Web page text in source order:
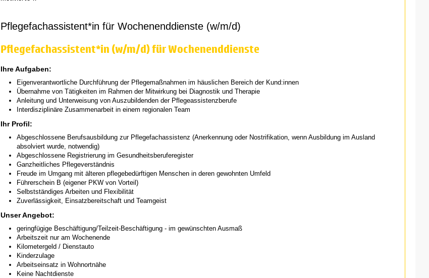
Pflegefachassistent*in für Wochenenddienste (w/m/d)
Pflegefachassistent*in (w/m/d) für Wochenenddienste
Ihre Aufgaben:
Eigenverantwortliche Durchführung der Pflegemaßnahmen im häuslichen Bereich der Kund:innen
Übernahme von Tätigkeiten im Rahmen der Mitwirkung bei Diagnostik und Therapie
Anleitung und Unterweisung von Auszubildenden der Pflegeassistenzberufe
Interdisziplinäre Zusammenarbeit in einem regionalen Team
Ihr Profil:
Abgeschlossene Berufsausbildung zur Pflegefachassistenz (Anerkennung oder Nostrifikation, wenn Ausbildung im Ausland
absolviert wurde, notwendig)
Abgeschlossene Registrierung im Gesundheitsberuferegister
Ganzheitliches Pflegeverständnis
Freude im Umgang mit älteren pflegebedürftigen Menschen in deren gewohnten Umfeld
Führerschein B (eigener PKW von Vorteil)
Selbstständiges Arbeiten und Flexibilität
Zuverlässigkeit, Einsatzbereitschaft und Teamgeist
Unser Angebot:
geringfügige Beschäftigung/Teilzeit-Beschäftigung - im gewünschten Ausmaß
Arbeitszeit nur am Wochenende
Kilometergeld / Dienstauto
Kinderzulage
Arbeitseinsatz in Wohnortnähe
Keine Nachtdienste